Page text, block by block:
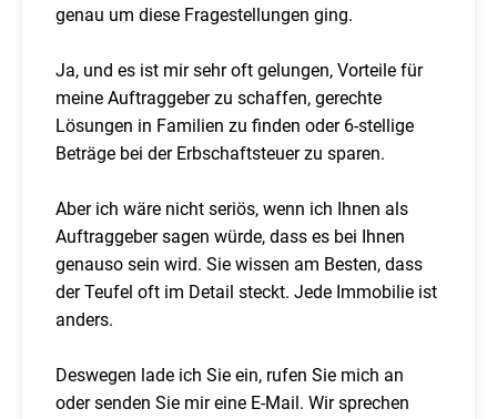
genau um diese Fragestellungen ging.
Ja, und es ist mir sehr oft gelungen, Vorteile für
meine Auftraggeber zu schaffen, gerechte
Lösungen in Familien zu finden oder 6-stellige
Beträge bei der Erbschaftsteuer zu sparen.
Aber ich wäre nicht seriös, wenn ich Ihnen als
Auftraggeber sagen würde, dass es bei Ihnen
genauso sein wird. Sie wissen am Besten, dass
der Teufel oft im Detail steckt. Jede Immobilie ist
anders.
Deswegen lade ich Sie ein, rufen Sie mich an
oder senden Sie mir eine E-Mail. Wir sprechen